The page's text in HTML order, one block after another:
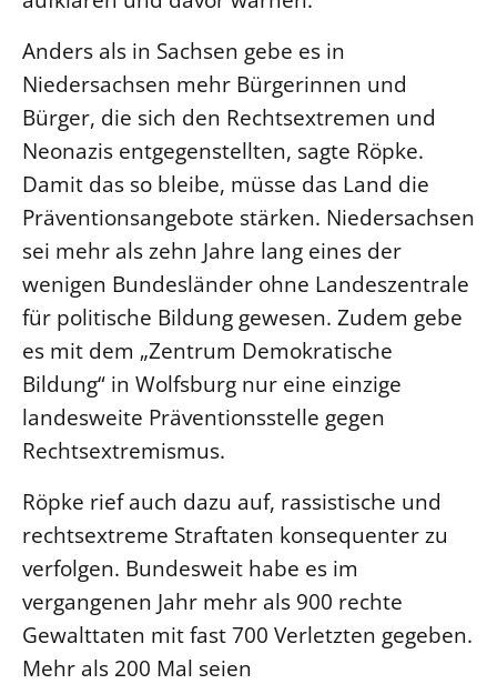
Anders als in Sachsen gebe es in
Niedersachsen mehr Bürgerinnen und
Bürger, die sich den Rechtsextremen und
Neonazis entgegenstellten, sagte Röpke.
Damit das so bleibe, müsse das Land die
Präventionsangebote stärken. Niedersachsen
sei mehr als zehn Jahre lang eines der
wenigen Bundesländer ohne Landeszentrale
für politische Bildung gewesen. Zudem gebe
es mit dem „Zentrum Demokratische
Bildung“ in Wolfsburg nur eine einzige
landesweite Präventionsstelle gegen
Rechtsextremismus.
Röpke rief auch dazu auf, rassistische und
rechtsextreme Straftaten konsequenter zu
verfolgen. Bundesweit habe es im
vergangenen Jahr mehr als 900 rechte
Gewalttaten mit fast 700 Verletzten gegeben.
Mehr als 200 Mal seien
Beteiligungsverfahren
Beschwerdestellen
Ephoralbüro
Finanzplanung
Fundraising
IT-Service
Corporate Design
Interventionsplan
Jahresgespräche
Kantine Speiseplan
Kirchliches Amtsblatt
Kirchliche Verwaltung
Klimaschutzgesetz
NKVK
Öffentlichkeitsarbeit
Personalausschuss
Projektmanagement
Recht